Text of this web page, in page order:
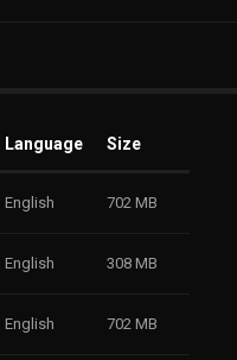
Language Size
English 702 MB
English 308 MB
English 702 MB